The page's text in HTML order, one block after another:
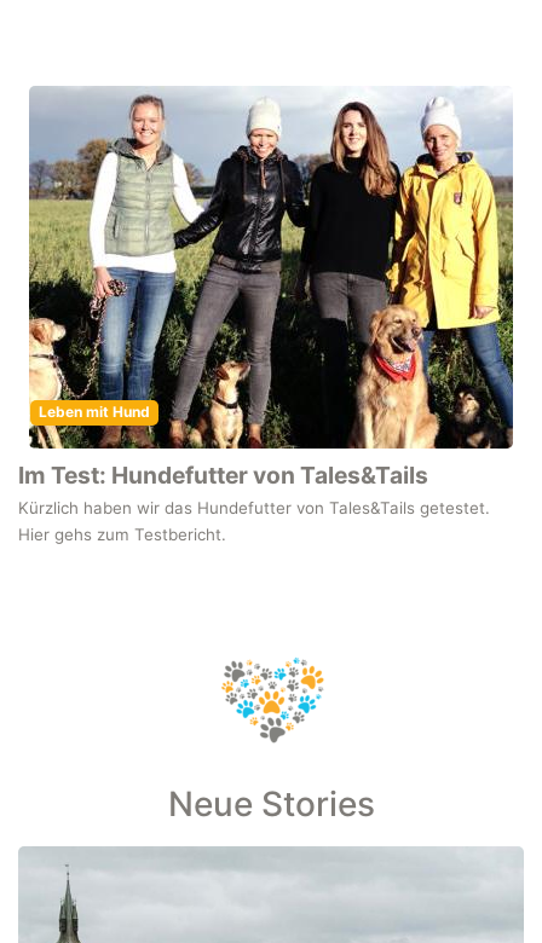
Leben mit Hund
Im Test: Hundefutter von Tales&Tails
Kürzlich haben wir das Hundefutter von Tales&Tails getestet.
Hier gehs zum Testbericht.
Neue Stories